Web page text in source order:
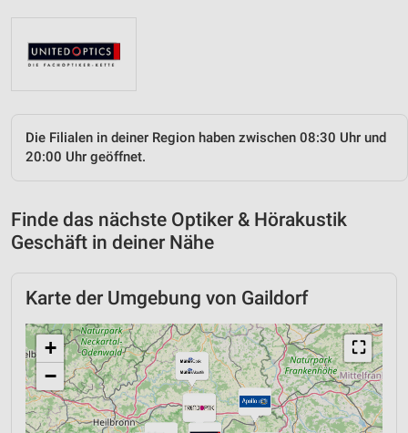
Die Filialen in deiner Region haben zwischen 08:30 Uhr und
20:00 Uhr geöffnet.
Finde das nächste Optiker & Hörakustik
Geschäft in deiner Nähe
Karte der Umgebung von Gaildorf
⛶
+
−